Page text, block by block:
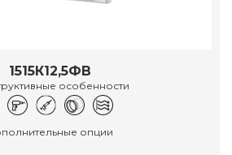
1515К12,5ФВ
особенности
опции